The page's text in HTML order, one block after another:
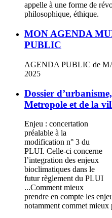
appelle à une forme de
philosophique, éthique.
MON AGENDA
PUBLIC
AGENDA PUBLIC de
2025
Dossier
Metropole et de la
Enjeu : concertation
préalable à la
modification n° 3 du
PLUI. Celle-ci concerne
l’integration des enjeux
bioclimatiques dans le
futur règlement du PLUI
...Comment mieux
prendre en compte les
notamment commet mieux